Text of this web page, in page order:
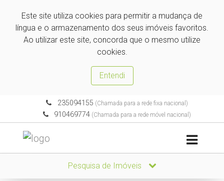
Este site utiliza cookies para permitir a mudança de
língua e o armazenamento dos seus imóveis favoritos.
Ao utilizar este site, concorda que o mesmo utilize
cookies.
Entendi
235094155 (Chamada para a rede fixa nacional)
910469774 (Chamada para a rede móvel nacional)
Pesquisa de Imóveis